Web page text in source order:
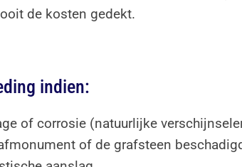
de kosten gedekt.
indien:
of corrosie (natuurlijke
of de grafsteen